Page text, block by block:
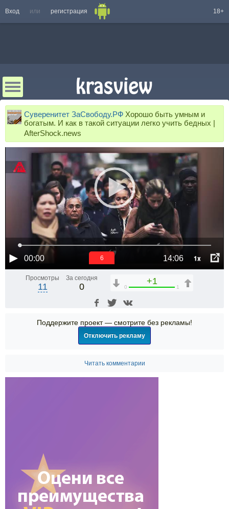
Вход или регистрация 18+
Суверенитет ЗаСвободу.РФ Хорошо быть умным и
богатым. И как в такой ситуации легко учить бедных |
AfterShock.news
00:00 14:06 1x
6
Просмотры
11
За сегодня
0
+1
0 1
Поддержите проект — смотрите без рекламы!
Отключить рекламу
Читать комментарии